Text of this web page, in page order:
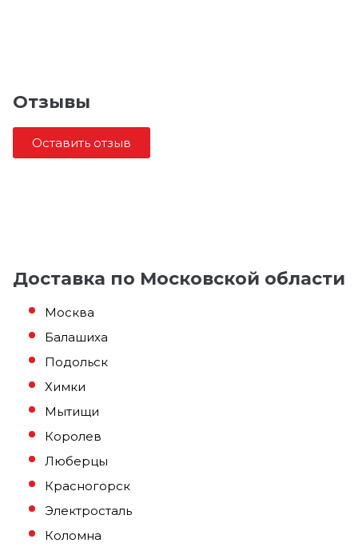
Отзывы
Оставить отзыв
Доставка по Московской области
Москва
Балашиха
Подольск
Химки
Мытищи
Королев
Люберцы
Красногорск
Электросталь
Коломна